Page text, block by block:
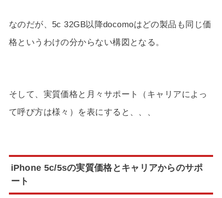
なのだが、5c 32GB以降docomoはどの製品も同じ価
格というわけの分からない構図となる。
そして、実質価格と月々サポート（キャリアによっ
て呼び方は様々）を表にすると、、、
iPhone 5c/5sの実質価格とキャリアからのサポ
ート